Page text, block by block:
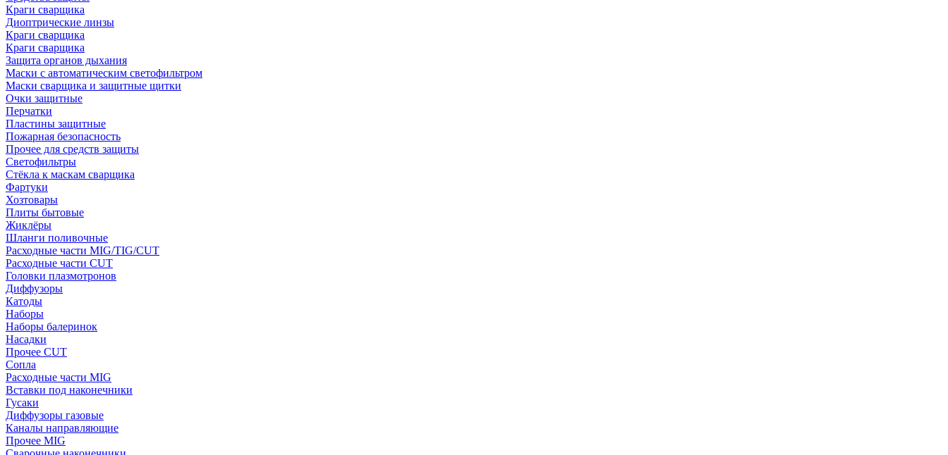
Краги сварщика
Диоптрические линзы
Краги сварщика
Краги сварщика
Защита органов дыхания
Маски с автоматическим светофильтром
Маски сварщика и защитные щитки
Очки защитные
Перчатки
Пластины защитные
Пожарная безопасность
Прочее для средств защиты
Светофильтры
Стёкла к маскам сварщика
Фартуки
Хозтовары
Плиты бытовые
Жиклёры
Шланги поливочные
Расходные части MIG/TIG/CUT
Расходные части CUT
Головки плазмотронов
Диффузоры
Катоды
Наборы
Наборы балеринок
Насадки
Прочее CUT
Сопла
Расходные части MIG
Вставки под наконечники
Гусаки
Диффузоры газовые
Каналы направляющие
Прочее MIG